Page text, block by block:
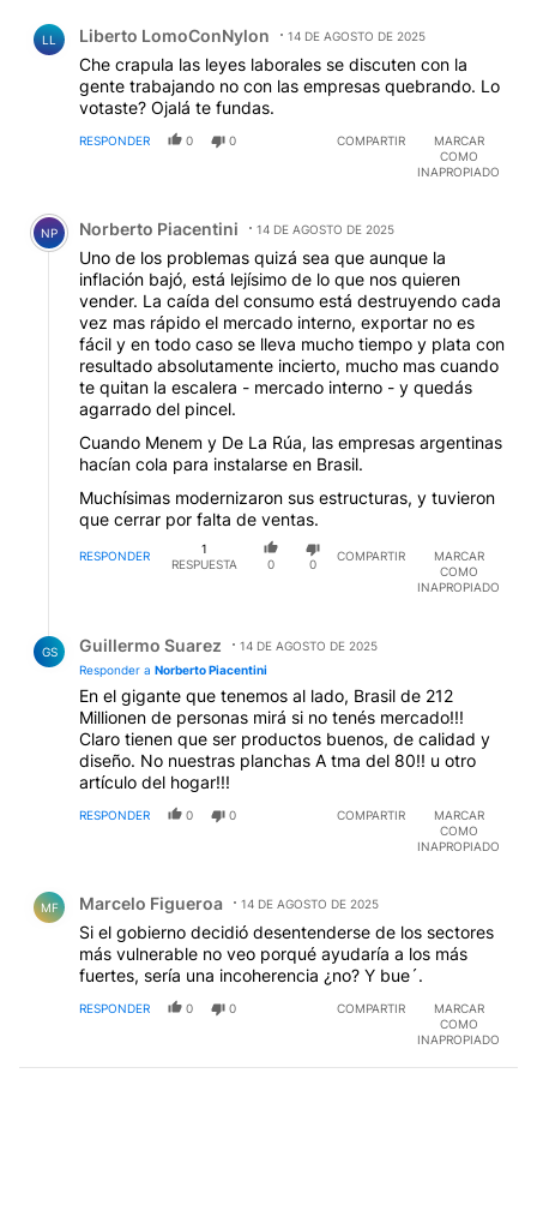
LL Liberto LomoConNylon 14 DE AGOSTO DE 2025
Che crapula las leyes laborales se discuten con la
gente trabajando no con las empresas quebrando. Lo
votaste? Ojalá te fundas.
RESPONDER 0 0 COMPARTIR
MARCAR
COMO
INAPROPIADO
Comentario de Norberto Piacentini.
NP Norberto Piacentini 14 DE AGOSTO DE 2025
Uno de los problemas quizá sea que aunque la
inflación bajó, está lejísimo de lo que nos quieren
vender. La caída del consumo está destruyendo cada
vez mas rápido el mercado interno, exportar no es
fácil y en todo caso se lleva mucho tiempo y plata con
resultado absolutamente incierto, mucho mas cuando
te quitan la escalera - mercado interno - y quedás
agarrado del pincel.
Cuando Menem y De La Rúa, las empresas argentinas
hacían cola para instalarse en Brasil.
Muchísimas modernizaron sus estructuras, y tuvieron
que cerrar por falta de ventas.
RESPONDER
1
RESPUESTA
0 0
COMPARTIR
MARCAR
COMO
INAPROPIADO
GS Guillermo Suarez
14 DE AGOSTO DE 2025
Responder a Norberto Piacentini
En el gigante que tenemos al lado, Brasil de 212
Millionen de personas mirá si no tenés mercado!!!
Claro tienen que ser productos buenos, de calidad y
diseño. No nuestras planchas A tma del 80!! u otro
artículo del hogar!!!
RESPONDER 0 0 COMPARTIR
MARCAR
COMO
INAPROPIADO
MF Marcelo Figueroa 14 DE AGOSTO DE 2025
Si el gobierno decidió desentenderse de los sectores
más vulnerable no veo porqué ayudaría a los más
fuertes, sería una incoherencia ¿no? Y bue´.
RESPONDER 0 0 COMPARTIR
MARCAR
COMO
INAPROPIADO